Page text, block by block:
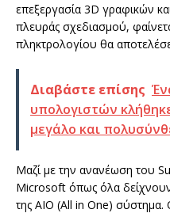
επεξεργασία 3D γραφικών
πλευράς σχεδιασμού,
πληκτρολογίου θα
Διαβάστε επίσης
υπολογιστών
μεγάλο και
Μαζί με την ανανέωση του
Microsoft όπως όλα
της AIO (All in One) σύστημα.